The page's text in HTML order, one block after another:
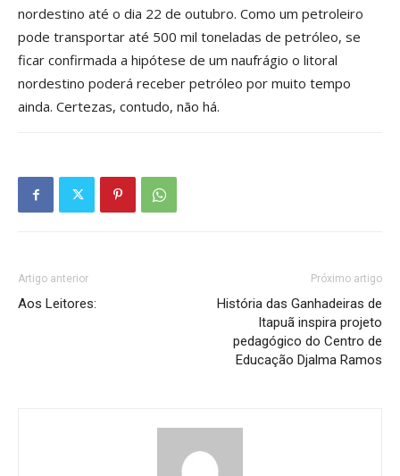
nordestino até o dia 22 de outubro. Como um petroleiro
pode transportar até 500 mil toneladas de petróleo, se
ficar confirmada a hipótese de um naufrágio o litoral
nordestino poderá receber petróleo por muito tempo
ainda. Certezas, contudo, não há.
Artigo anterior
Aos Leitores:
Próximo artigo
História das Ganhadeiras de
Itapuã inspira projeto
pedagógico do Centro de
Educação Djalma Ramos